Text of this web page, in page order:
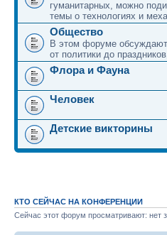
гуманитарных, можно
темы о технологиях и
Общество
В этом форуме
от политики до
Флора и Фауна
Человек
Детские викторины
КТО СЕЙЧАС НА КОНФЕРЕНЦИИ
Сейчас этот форум просматривают: нет